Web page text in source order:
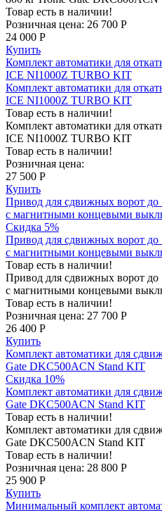
Товар есть в наличии!
Розничная цена: 26 700 Р
24 000 Р
Купить
Комплект автоматики для
ICE NI1000Z TURBO KIT
Комплект автоматики для
ICE NI1000Z TURBO KIT
Товар есть в наличии!
Комплект автоматики для
ICE NI1000Z TURBO KIT
Товар есть в наличии!
Розничная цена:
27 500 Р
Купить
Привод для сдвижных ворот
с магнитными концевыми
Скидка 5%
Привод для сдвижных ворот
с магнитными концевыми
Товар есть в наличии!
Привод для сдвижных ворот
с магнитными концевыми
Товар есть в наличии!
Розничная цена: 27 700 Р
26 400 Р
Купить
Комплект автоматики для
Gate DKC500ACN Stand KIT
Скидка 10%
Комплект автоматики для
Gate DKC500ACN Stand KIT
Товар есть в наличии!
Комплект автоматики для
Gate DKC500ACN Stand KIT
Товар есть в наличии!
Розничная цена: 28 800 Р
25 900 Р
Купить
Минимальный комплект